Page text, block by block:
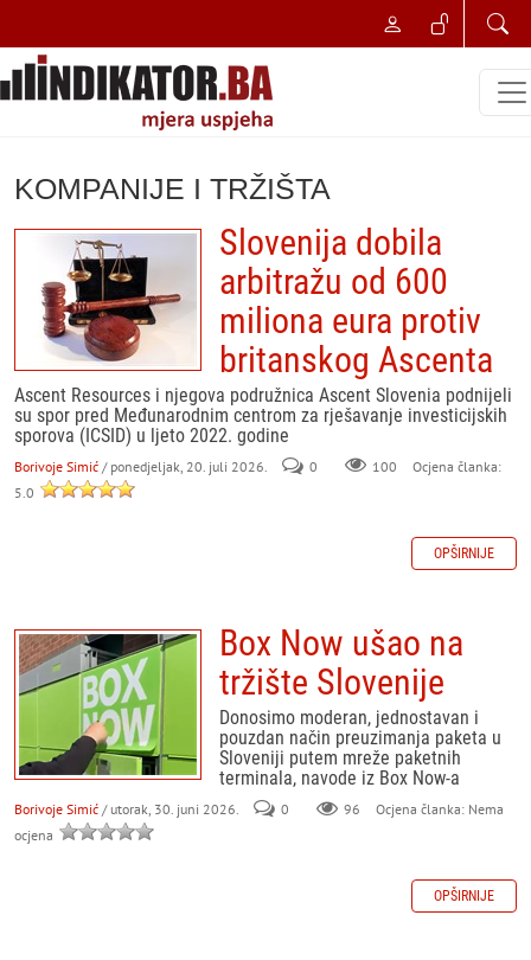
KOMPANIJE I TRŽIŠTA
Slovenija dobila
arbitražu od 600
miliona eura protiv
britanskog Ascenta
Ascent Resources i njegova podružnica Ascent Slovenia podnijeli
su spor pred Međunarodnim centrom za rješavanje investicijskih
sporova (ICSID) u ljeto 2022. godine
Borivoje Simić / ponedjeljak, 20. juli 2026. 0 100
Ocjena članka:
5.0
OPŠIRNIJE
Box Now ušao na
tržište Slovenije
Donosimo moderan, jednostavan i
pouzdan način preuzimanja paketa u
Sloveniji putem mreže paketnih
terminala, navode iz Box Now-a
Borivoje Simić / utorak, 30. juni 2026. 0 96
Ocjena članka: Nema
ocjena
OPŠIRNIJE